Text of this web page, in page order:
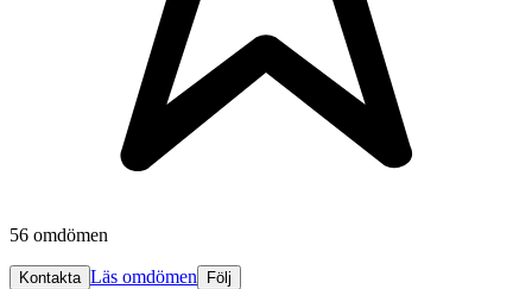
56 omdömen
Kontakta Läs omdömen Följ